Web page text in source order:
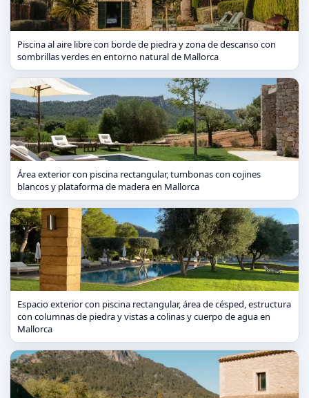
Piscina al aire libre con borde de piedra y zona de descanso con
sombrillas verdes en entorno natural de Mallorca
Área exterior con piscina rectangular, tumbonas con cojines
blancos y plataforma de madera en Mallorca
Espacio exterior con piscina rectangular, área de césped, estructura
con columnas de piedra y vistas a colinas y cuerpo de agua en
Mallorca